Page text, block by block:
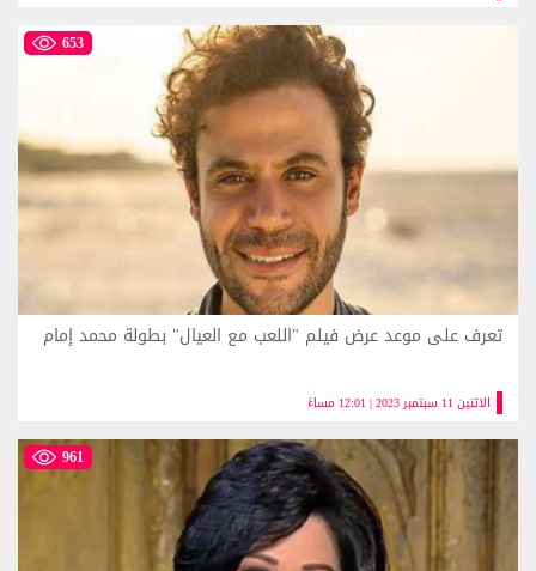
653
الاثنين 11 سبتمبر 2023 | 12:01 مساءً
تعرف على موعد عرض فيلم "اللعب مع العيال" بطولة محمد إمام
961